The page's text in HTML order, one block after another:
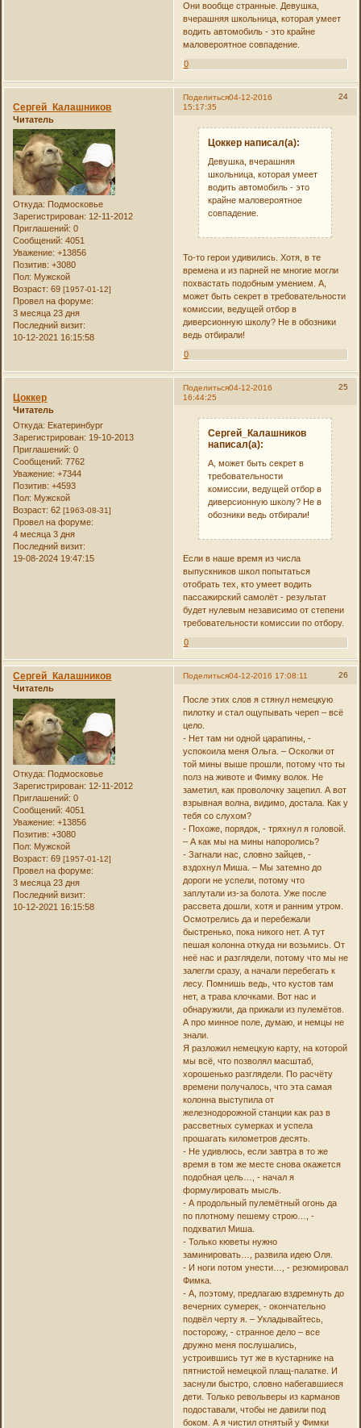
Они вообще странные. Девушка,
вчерашняя школьница, которая умеет
водить автомобиль - это крайне
маловероятное совпадение.
0
Поделиться 24
04-12-2016
15:17:35
Сергей_Калашников
Читатель
Откуда: Подмосковье
Зарегистрирован: 12-11-2012
Приглашений: 0
Сообщений: 4051
Уважение: +13856
Позитив: +3080
Пол: Мужской
Возраст: 69[1957-01-12]
Провел на форуме:
3 месяца 23 дня
Последний визит:
10-12-2021 16:15:58
Цоккер написал(а):
Девушка, вчерашняя
школьница, которая умеет
водить автомобиль - это
крайне маловероятное
совпадение.
То-то герои удивились. Хотя, в те
времена и из парней не многие могли
похвастать подобным умением. А,
может быть секрет в требовательности
комиссии, ведущей отбор в
диверсионную школу? Не в обозники
ведь отбирали!
0
Поделиться 25
04-12-2016
16:44:25
Цоккер
Читатель
Откуда: Екатеринбург
Зарегистрирован: 19-10-2013
Приглашений: 0
Сообщений: 7762
Уважение: +7344
Позитив: +4593
Пол: Мужской
Возраст: 62[1963-08-31]
Провел на форуме:
4 месяца 3 дня
Последний визит:
19-08-2024 19:47:15
Сергей_Калашников
написал(а):
А, может быть секрет в
требовательности
комиссии, ведущей отбор в
диверсионную школу? Не в
обозники ведь отбирали!
Если в наше время из числа
выпускников школ попытаться
отобрать тех, кто умеет водить
пассажирский самолёт - результат
будет нулевым независимо от степени
требовательности комиссии по отбору.
0
Поделиться 26
04-12-2016 17:08:11
Сергей_Калашников
Читатель
Откуда: Подмосковье
Зарегистрирован: 12-11-2012
Приглашений: 0
Сообщений: 4051
Уважение: +13856
Позитив: +3080
Пол: Мужской
Возраст: 69[1957-01-12]
Провел на форуме:
3 месяца 23 дня
Последний визит:
10-12-2021 16:15:58
После этих слов я стянул немецкую
пилотку и стал ощупывать череп – всё
цело.
- Нет там ни одной царапины, -
успокоила меня Ольга. – Осколки от
той мины выше прошли, потому что ты
полз на животе и Фимку волок. Не
заметил, как проволочку зацепил. А вот
взрывная волна, видимо, достала. Как у
тебя со слухом?
- Похоже, порядок, - тряхнул я головой.
– А как мы на мины напоролись?
- Загнали нас, словно зайцев, -
вздохнул Миша. – Мы затемно до
дороги не успели, потому что
заплутали из-за болота. Уже после
рассвета дошли, хотя и ранним утром.
Осмотрелись да и перебежали
быстренько, пока никого нет. А тут
пешая колонна откуда ни возьмись. От
неё нас и разглядели, потому что мы не
залегли сразу, а начали перебегать к
лесу. Помнишь ведь, что кустов там
нет, а трава клочками. Вот нас и
обнаружили, да прижали из пулемётов.
А про минное поле, думаю, и немцы не
знали.
Я разложил немецкую карту, на которой
мы всё, что позволял масштаб,
хорошенько разглядели. По расчёту
времени получалось, что эта самая
колонна выступила от
железнодорожной станции как раз в
рассветных сумерках и успела
прошагать километров десять.
- Не удивлюсь, если завтра в то же
время в том же месте снова окажется
подобная цель…, - начал я
формулировать мысль.
- А продольный пулемётный огонь да
по плотному пешему строю…, -
подхватил Миша.
- Только кюветы нужно
заминировать…, развила идею Оля.
- И ноги потом унести…, - резюмировал
Фимка.
- А, поэтому, предлагаю вздремнуть до
вечерних сумерек, - окончательно
подвёл черту я. – Укладывайтесь,
посторожу, - странное дело – все
дружно меня послушались,
устроившись тут же в кустарнике на
пятнистой немецкой плащ-палатке. И
заснули быстро, словно набегавшиеся
дети. Только револьверы из карманов
подоставали, чтобы не давили под
боком. А я чистил отнятый у Фимки